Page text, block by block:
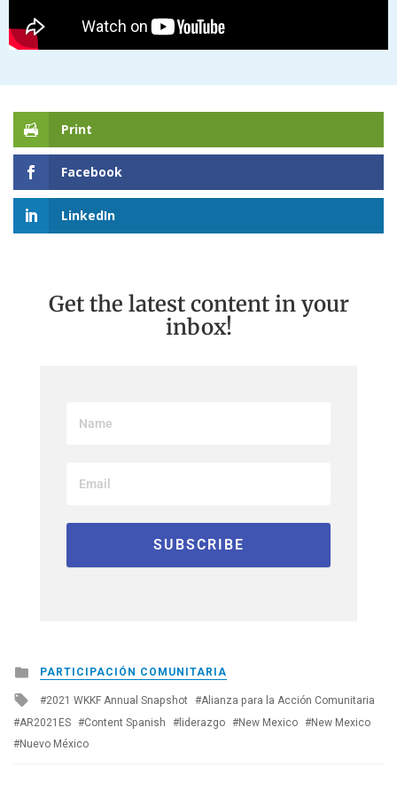
Print
Facebook
LinkedIn
Get the latest content in your
inbox!
Posted
in
PARTICIPACIÓN COMUNITARIA
Tagged
2021 WKKF Annual Snapshot
Alianza para la Acción Comunitaria
AR2021ES
Content Spanish liderazgo New Mexico
New Mexico
Nuevo México